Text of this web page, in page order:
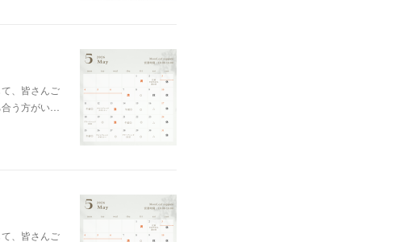
、皆さんご
う方がい…
、皆さんご